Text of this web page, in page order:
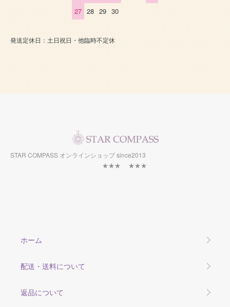
27 28 29 30
発送定休日：土日祝日・他臨時不定休
STAR COMPASS オンラインショップ since2013
★★★ ★★★
ホーム
配送・送料について
返品について